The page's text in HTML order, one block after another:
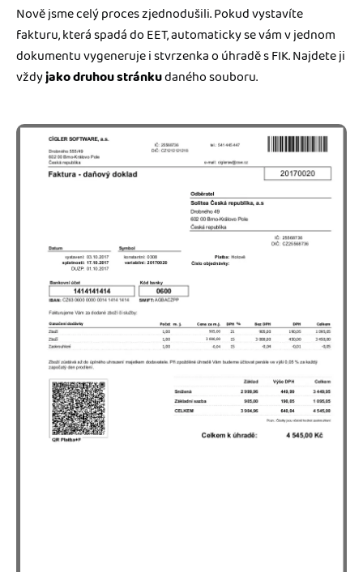
Nově jsme celý proces zjednodušili. Pokud vystavíte
fakturu, která spadá do EET, automaticky se vám v jednom
dokumentu vygeneruje i stvrzenka o úhradě s FIK. Najdete ji
vždyjako druhou stránkudaného souboru.